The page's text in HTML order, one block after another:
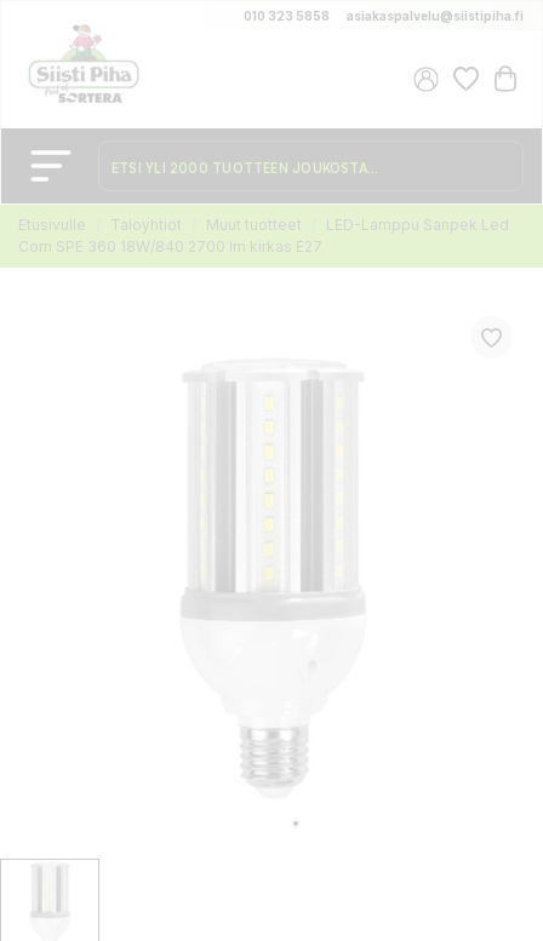
010 323 5858 asiakaspalvelu@siistipiha.fi
Etusivulle Taloyhtiöt Muut tuotteet
LED-Lamppu Sanpek Led
Corn SPE 360 18W/840 2700 lm kirkas E27